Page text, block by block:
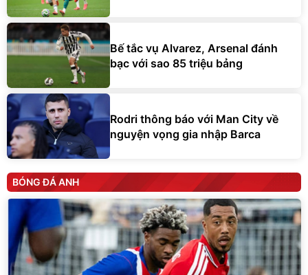
Bế tắc vụ Alvarez, Arsenal đánh
bạc với sao 85 triệu bảng
Rodri thông báo với Man City về
nguyện vọng gia nhập Barca
BÓNG ĐÁ ANH